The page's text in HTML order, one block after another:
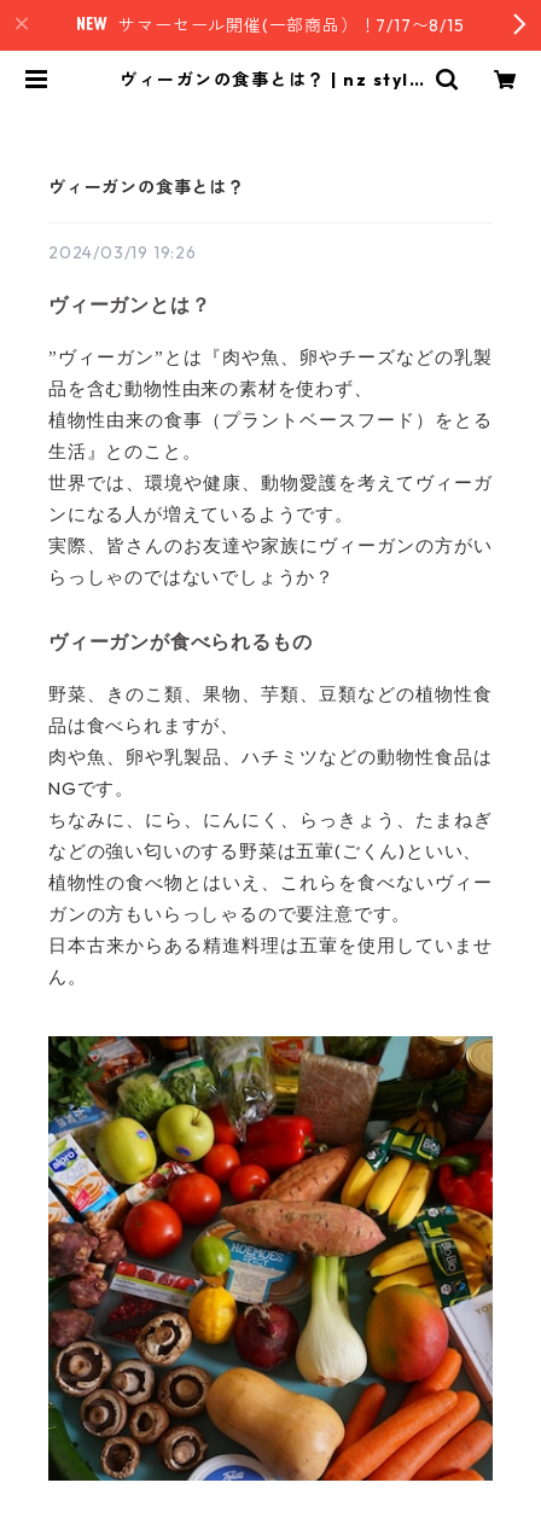
サマーセール開催(一部商品）！7/17〜8/15
ヴィーガンの食事とは？ | nz style
ヴィーガンの食事とは？
2024/03/19 19:26
ヴィーガンとは？
”ヴィーガン”とは『肉や魚、卵やチーズなどの乳製
品を含む動物性由来の素材を使わず、
植物性由来の食事（プラントベースフード）をとる
生活』とのこと。
世界では、環境や健康、動物愛護を考えてヴィーガ
ンになる人が増えているようです。
実際、皆さんのお友達や家族にヴィーガンの方がい
らっしゃのではないでしょうか？
ヴィーガンが食べられるもの
野菜、きのこ類、果物、芋類、豆類などの植物性食
品は食べられますが、
肉や魚、卵や乳製品、ハチミツなどの動物性食品は
NGです。
ちなみに、にら、にんにく、らっきょう、たまねぎ
などの強い匂いのする野菜は五葷( ごくん) といい、
植物性の食べ物とはいえ、これらを食べないヴィー
ガンの方もいらっしゃるので要注意です。
日本古来からある精進料理は五葷を使用していませ
ん。